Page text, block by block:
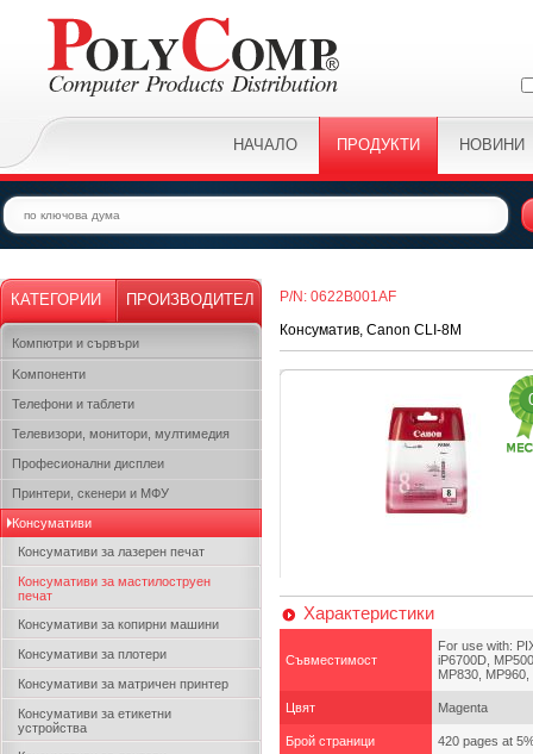
НАЧАЛО ПРОДУКТИ НОВИНИ
КАТЕГОРИИ ПРОИЗВОДИТЕЛ
Компютри и сървъри
Kомпоненти
Телефони и таблети
Телевизори, монитори, мултимедия
Професионални дисплеи
Принтери, скенери и МФУ
Консумативи
Консумативи за лазерен печат
Консумативи за мастилоструен
печат
Консумативи за копирни машини
Консумативи за плотери
Консумативи за матричен принтер
Консумативи за етикетни
устройства
P/N: 0622B001AF
Консуматив, Canon CLI-8M
Характеристики
Съвместимост
For use with:
iP6700D,
MP830,
Цвят Magenta
Брой страници 420 pages at